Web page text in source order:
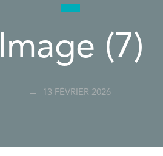
Image (7)
13 FÉVRIER 2026